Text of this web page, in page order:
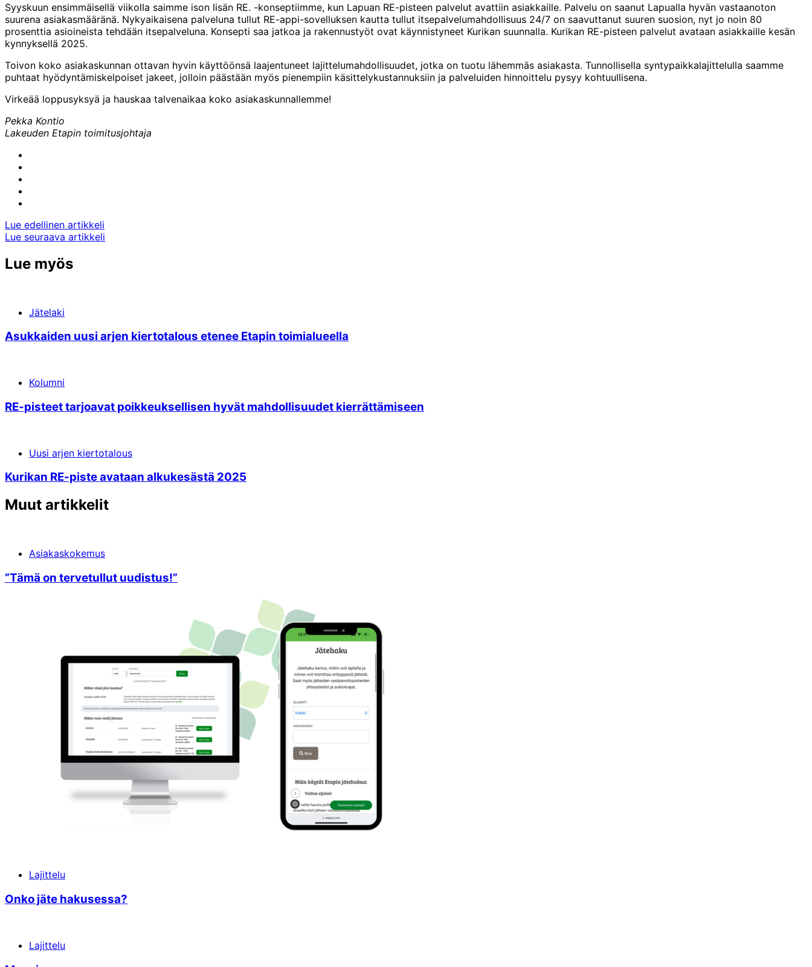
Syyskuun ensimmäisellä viikolla saimme ison lisän RE. -konseptiimme, kun Lapuan RE-pisteen palvelut avattiin asiakkaille. Palvelu on saanut Lapualla hyvän vastaanoton
suurena asiakasmääränä. Nykyaikaisena palveluna tullut RE-appi-sovelluksen kautta tullut itsepalvelumahdollisuus 24/7 on saavuttanut suuren suosion, nyt jo noin 80
prosenttia asioineista tehdään itsepalveluna. Konsepti saa jatkoa ja rakennustyöt ovat käynnistyneet Kurikan suunnalla. Kurikan RE-pisteen palvelut avataan asiakkaille kesän
kynnyksellä 2025.
Toivon koko asiakaskunnan ottavan hyvin käyttöönsä laajentuneet lajittelumahdollisuudet, jotka on tuotu lähemmäs asiakasta. Tunnollisella syntypaikkalajittelulla saamme
puhtaat hyödyntämiskelpoiset jakeet, jolloin päästään myös pienempiin käsittelykustannuksiin ja palveluiden hinnoittelu pysyy kohtuullisena.
Virkeää loppusyksyä ja hauskaa talvenaikaa koko asiakaskunnallemme!
Pekka Kontio
Lakeuden Etapin toimitusjohtaja
whatsapp
Artikkelien
selaus
Lue edellinen artikkeli
Lue seuraava artikkeli
Lue myös
Jätelaki
Asukkaiden uusi arjen kierto­talous etenee Etapin toimi­alueella
Kolumni
RE-pisteet tarjoavat poikkeuksellisen hyvät mahdollisuudet kierrättämiseen
Uusi arjen kiertotalous
Kurikan RE-piste avataan alkukesästä 2025
Muut artikkelit
Asiakaskokemus
”Tämä on terve­tullut uudistus!”
Lajittelu
Onko jäte hakusessa?
Lajittelu